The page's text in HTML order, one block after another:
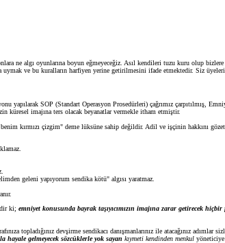
ne algı oyunlarına boyun eğmeyeceğiz. Asıl kendileri tuzu kuru olup
uymak ve bu kuralların harfiyen yerine getirilmesini ifade etmektedir. Siz
yapılarak SOP (Standart Operasyon Prosedürleri) çağrımız çarpıtılmış,
küresel imajına ters olacak beyanatlar vermekle itham etmiştir.
kırmızı çizgim" deme lüksüne sahip değildir. Adil ve işçinin hakkını
geleni yapıyorum sendika kötü" algısı yaratmaz.
ki; emniyet konusunda bayrak taşıyıcımızın imajına zarar getirecek
topladığınız devşirme sendikacı danışmanlarınız ile atacağınız
gelmeyecek sözcüklerle yok sayan kıymeti kendinden menkul